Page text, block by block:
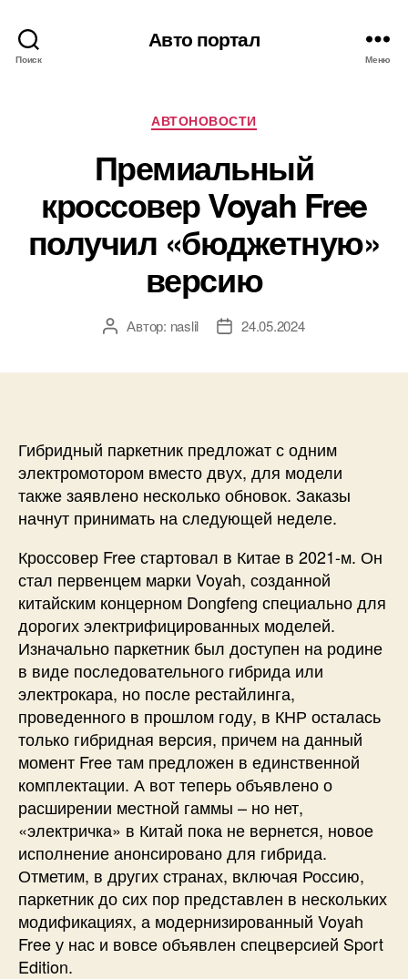
Поиск
Авто портал
Меню
Рубрики
АВТОНОВОСТИ
Премиальный
кроссовер Voyah Free
получил «бюджетную»
версию
АвторАвтор: naslil
Дата24.05.2024
Гибридный паркетник предложат с одним
электромотором вместо двух, для модели
также заявлено несколько обновок. Заказы
начнут принимать на следующей неделе.
Кроссовер Free стартовал в Китае в 2021-м. Он
стал первенцем марки Voyah, созданной
китайским концерном Dongfeng специально для
дорогих электрифицированных моделей.
Изначально паркетник был доступен на родине
в виде последовательного гибрида или
электрокара, но после рестайлинга,
проведенного в прошлом году, в КНР осталась
только гибридная версия, причем на данный
момент Free там предложен в единственной
комплектации. А вот теперь объявлено о
расширении местной гаммы – но нет,
«электричка» в Китай пока не вернется, новое
исполнение анонсировано для гибрида.
Отметим, в других странах, включая Россию,
паркетник до сих пор представлен в нескольких
модификациях, а модернизированный Voyah
Free у нас и вовсе объявлен спецверсией Sport
Edition.